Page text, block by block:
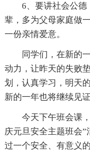
6、要讲社会公德
辈，多为父母家庭做
一份亲情爱意。
同学们，在新的
动力，让昨天的失败
划，认真学习，明天
新的一年也将继续见
今天下午班会课
庆元旦安全主题班会”
过一个安全、有意义的